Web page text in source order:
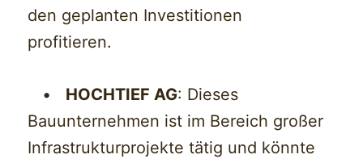
den geplanten Investitionen
profitieren.
• HOCHTIEF AG: Dieses
Bauunternehmen ist im Bereich großer
Infrastrukturprojekte tätig und könnte